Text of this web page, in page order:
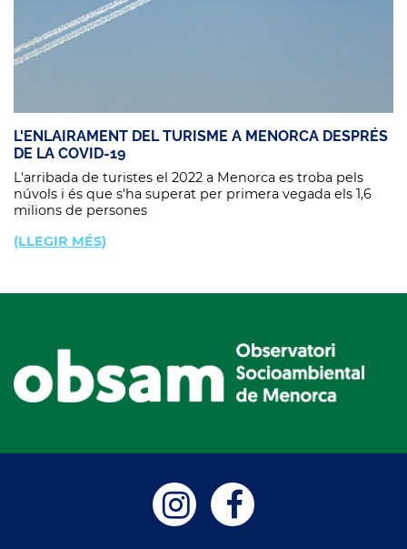
L'ENLAIRAMENT DEL TURISME A MENORCA DESPRÉS
DE LA COVID-19
L'arribada de turistes el 2022 a Menorca es troba pels
núvols i és que s'ha superat per primera vegada els 1,6
milions de persones
(LLEGIR MÉS)